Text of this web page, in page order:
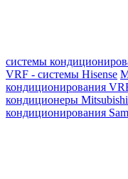
системы
VRF - системы Hisense
кондиционирования
кондиционеры
кондиционирования